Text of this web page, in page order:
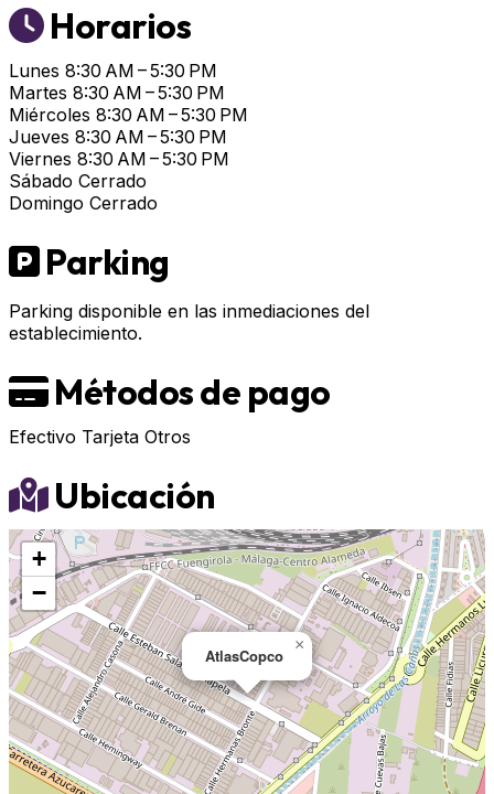
Horarios
Lunes 8:30 AM – 5:30 PM
Martes 8:30 AM – 5:30 PM
Miércoles 8:30 AM – 5:30 PM
Jueves 8:30 AM – 5:30 PM
Viernes 8:30 AM – 5:30 PM
Sábado Cerrado
Domingo Cerrado
Parking
Parking disponible en las inmediaciones del
establecimiento.
Métodos de pago
Efectivo Tarjeta Otros
Ubicación
AtlasCopco
×
+
−